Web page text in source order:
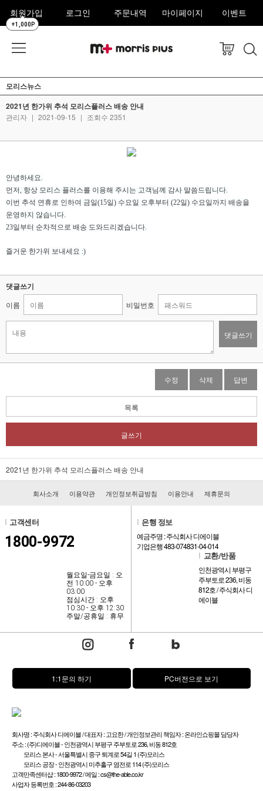
회원가입
+1,000P
로그인 주문내역 마이페이지 이벤트
모리스뉴스
2021년 한가위 추석 모리스플러스 배송 안내
관리자 | 2021-09-15 | 조회수 2351
안녕하세요.
먼저, 항상 모리스 플러스를 이용해 주시는 고객님께 감사 말씀드립니다.
이번 추석 연휴로 인하여 금일(15일) 수요일 오후부터 (22일) 수요일까지 배송을
운영하지 않습니다.
23일부터 순차적으로 배송 도와드리겠습니다.
즐거운 한가위 보내세요 :)
댓글쓰기
이름 비밀번호
댓글쓰기
수정 삭제 답변
목록
글쓰기
2021년 한가위 추석 모리스플러스 배송 안내
회사소개 이용약관 개인정보취급방침 이용안내 제휴문의
고객센터
1800-9972
월요일-금요일 : 오
전 10:00 - 오후
03:00
점심시간 : 오후
10:30 - 오후 12:30
주말/공휴일 : 휴무
은행 정보
예금주명 : 주식회사 디에이블
기업은행 483-074831-04-014
교환/반품
인천광역시 부평구
주부토로 236, 비동
812호 / 주식회사 디
에이블
1:1문의 하기 PC버전으로 보기
회사명 : 주식회사 디에이블 / 대표자 : 고요한 / 개인정보관리 책임자 : 온라인쇼핑몰 담당자
주소 : (주)디에이블 - 인천광역시 부평구 주부토로 236, 비동 812호
모리스 본사 - 서울특별시 중구 퇴계로 54길 1 (주)모리스
모리스 공장 - 인천광역시 미추홀구 염전로 114 (주)모리스
고객만족센터샵 : 1800-9972 / 메일 : cs@the-able.co.kr
사업자 등록번호 : 244-86-03203